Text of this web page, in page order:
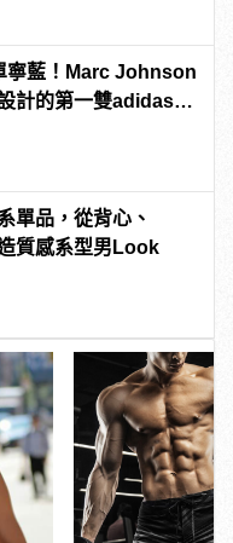
寧藍！Marc Johnson
計的第一雙adidas滑
單品，從背心、
質感系型男Look